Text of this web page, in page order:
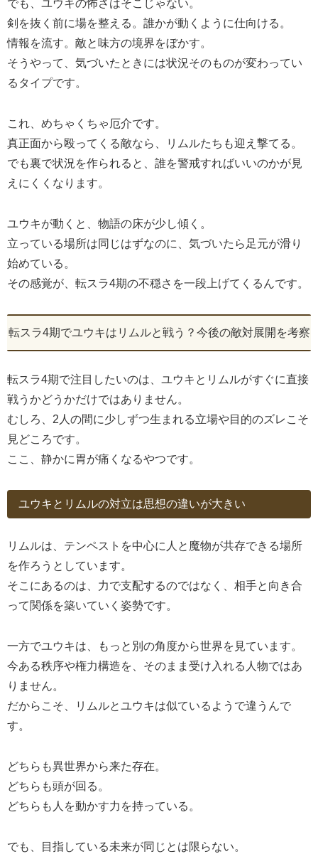
でも、ユウキの怖さはそこじゃない。
剣を抜く前に場を整える。誰かが動くように仕向ける。
情報を流す。敵と味方の境界をぼかす。
そうやって、気づいたときには状況そのものが変わってい
るタイプです。
これ、めちゃくちゃ厄介です。
真正面から殴ってくる敵なら、リムルたちも迎え撃てる。
でも裏で状況を作られると、誰を警戒すればいいのかが見
えにくくなります。
ユウキが動くと、物語の床が少し傾く。
立っている場所は同じはずなのに、気づいたら足元が滑り
始めている。
その感覚が、転スラ4期の不穏さを一段上げてくるんです。
転スラ4期でユウキはリムルと戦う？今後の敵対展開を考察
転スラ4期で注目したいのは、ユウキとリムルがすぐに直接
戦うかどうかだけではありません。
むしろ、2人の間に少しずつ生まれる立場や目的のズレこそ
見どころです。
ここ、静かに胃が痛くなるやつです。
ユウキとリムルの対立は思想の違いが大きい
リムルは、テンペストを中心に人と魔物が共存できる場所
を作ろうとしています。
そこにあるのは、力で支配するのではなく、相手と向き合
って関係を築いていく姿勢です。
一方でユウキは、もっと別の角度から世界を見ています。
今ある秩序や権力構造を、そのまま受け入れる人物ではあ
りません。
だからこそ、リムルとユウキは似ているようで違うんで
す。
どちらも異世界から来た存在。
どちらも頭が回る。
どちらも人を動かす力を持っている。
でも、目指している未来が同じとは限らない。